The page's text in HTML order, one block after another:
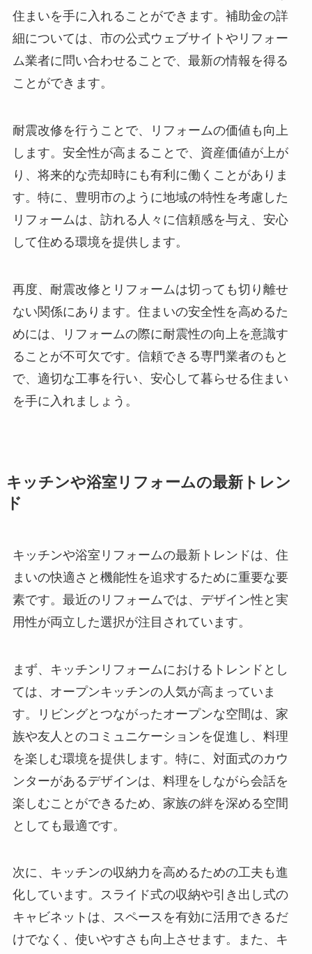
住まいを手に入れることができます。補助金の詳
細については、市の公式ウェブサイトやリフォー
ム業者に問い合わせることで、最新の情報を得る
ことができます。
耐震改修を行うことで、リフォームの価値も向上
します。安全性が高まることで、資産価値が上が
り、将来的な売却時にも有利に働くことがありま
す。特に、豊明市のように地域の特性を考慮した
リフォームは、訪れる人々に信頼感を与え、安心
して住める環境を提供します。
再度、耐震改修とリフォームは切っても切り離せ
ない関係にあります。住まいの安全性を高めるた
めには、リフォームの際に耐震性の向上を意識す
ることが不可欠です。信頼できる専門業者のもと
で、適切な工事を行い、安心して暮らせる住まい
を手に入れましょう。
キッチンや浴室リフォームの最新トレン
ド
キッチンや浴室リフォームの最新トレンドは、住
まいの快適さと機能性を追求するために重要な要
素です。最近のリフォームでは、デザイン性と実
用性が両立した選択が注目されています。
まず、キッチンリフォームにおけるトレンドとし
ては、オープンキッチンの人気が高まっていま
す。リビングとつながったオープンな空間は、家
族や友人とのコミュニケーションを促進し、料理
を楽しむ環境を提供します。特に、対面式のカウ
ンターがあるデザインは、料理をしながら会話を
楽しむことができるため、家族の絆を深める空間
としても最適です。
次に、キッチンの収納力を高めるための工夫も進
化しています。スライド式の収納や引き出し式の
キャビネットは、スペースを有効に活用できるだ
けでなく、使いやすさも向上させます。また、キ